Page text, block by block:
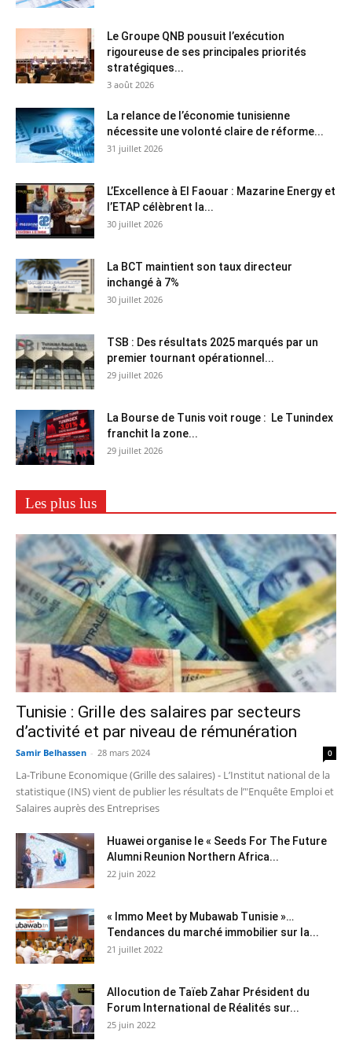
Le Groupe QNB pousuit l’exécution
rigoureuse de ses principales priorités
stratégiques...
3 août 2026
La relance de l’économie tunisienne
nécessite une volonté claire de réforme...
31 juillet 2026
L’Excellence à El Faouar : Mazarine Energy et
l’ETAP célèbrent la...
30 juillet 2026
La BCT maintient son taux directeur
inchangé à 7%
30 juillet 2026
TSB : Des résultats 2025 marqués par un
premier tournant opérationnel...
29 juillet 2026
La Bourse de Tunis voit rouge : Le Tunindex
franchit la zone...
29 juillet 2026
Les plus lus
Tunisie : Grille des salaires par secteurs
d’activité et par niveau de rémunération
Samir Belhassen - 28 mars 2024 0
La-Tribune Economique (Grille des salaires) - L’Institut national de la
statistique (INS) vient de publier les résultats de l’"Enquête Emploi et
Salaires auprès des Entreprises
Huawei organise le « Seeds For The Future
Alumni Reunion Northern Africa...
22 juin 2022
« Immo Meet by Mubawab Tunisie »…
Tendances du marché immobilier sur la...
21 juillet 2022
Allocution de Taïeb Zahar Président du
Forum International de Réalités sur...
25 juin 2022